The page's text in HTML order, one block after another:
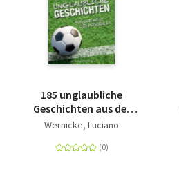
Történelem
185 unglaubliche
Geschichten aus der
Welt des Fußballs
Wernicke, Luciano